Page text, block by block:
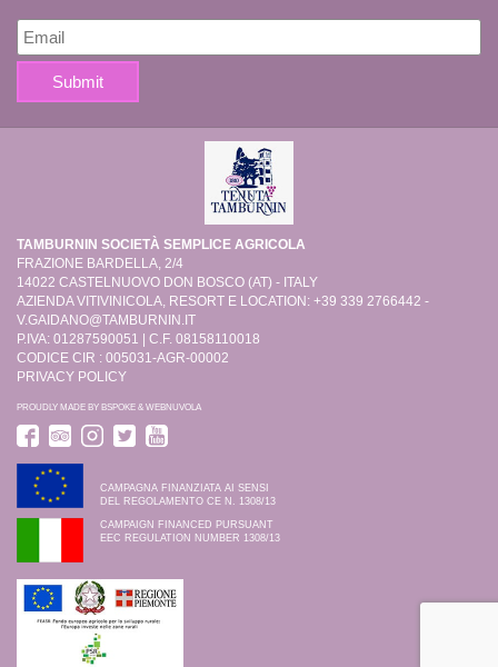
TAMBURNIN SOCIETÀ SEMPLICE AGRICOLA
FRAZIONE BARDELLA, 2/4
14022 CASTELNUOVO DON BOSCO (AT) - ITALY
AZIENDA VITIVINICOLA, RESORT E LOCATION: +39 339 2766442 -
V.GAIDANO@TAMBURNIN.IT
P.IVA: 01287590051 | C.F. 08158110018
CODICE CIR : 005031-AGR-00002
PRIVACY POLICY
PROUDLY MADE BY BSPOKE & WEBNUVOLA
CAMPAGNA FINANZIATA AI SENSI
DEL REGOLAMENTO CE N. 1308/13
CAMPAIGN FINANCED PURSUANT
EEC REGULATION NUMBER 1308/13